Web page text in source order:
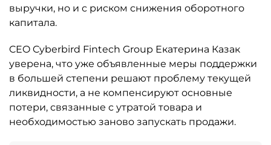
выручки, но и с риском снижения оборотного
капитала.
CEO Cyberbird Fintech Group Екатерина Казак
уверена, что уже объявленные меры поддержки
в большей степени решают проблему текущей
ликвидности, а не компенсируют основные
потери, связанные с утратой товара и
необходимостью заново запускать продажи.